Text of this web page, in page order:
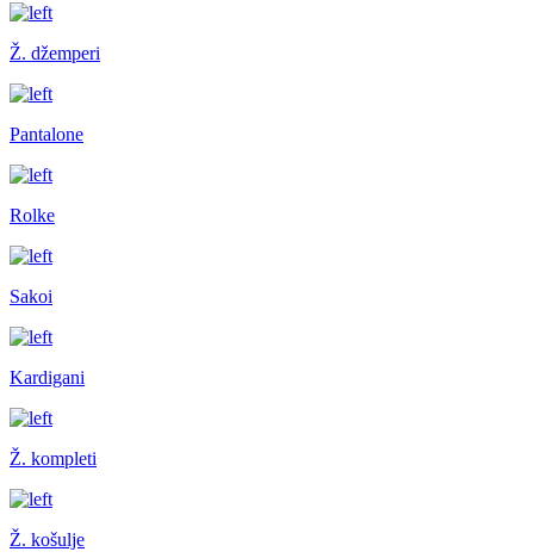
Ž. džemperi
Pantalone
Rolke
Sakoi
Kardigani
Ž. kompleti
Ž. košulje